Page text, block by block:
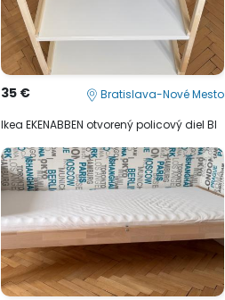
35 € Bratislava-Nové Mesto
Ikea EKENABBEN otvorený policový diel BI